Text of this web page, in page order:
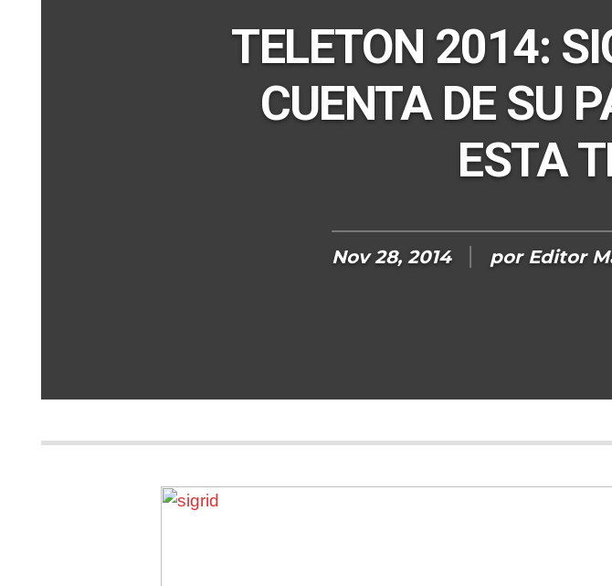
TELETON 2014:
CUENTA DE SU
ESTA
Nov 28, 2014 por Editor